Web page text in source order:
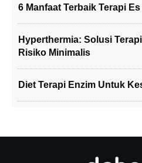
6 Manfaat Terbaik Terapi
Hyperthermia: Solusi
Risiko Minimalis
Diet Terapi Enzim Untuk